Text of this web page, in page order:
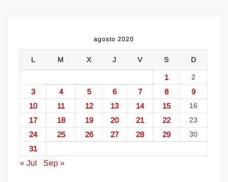
agosto 2020
L M X J V S D
1 2
3 4 5 6 7 8
9
10
11 12 13 14 15 16
17 18 19 20 21 22 23
24 25 26 27 28 29 30
31
« Jul
Sep »